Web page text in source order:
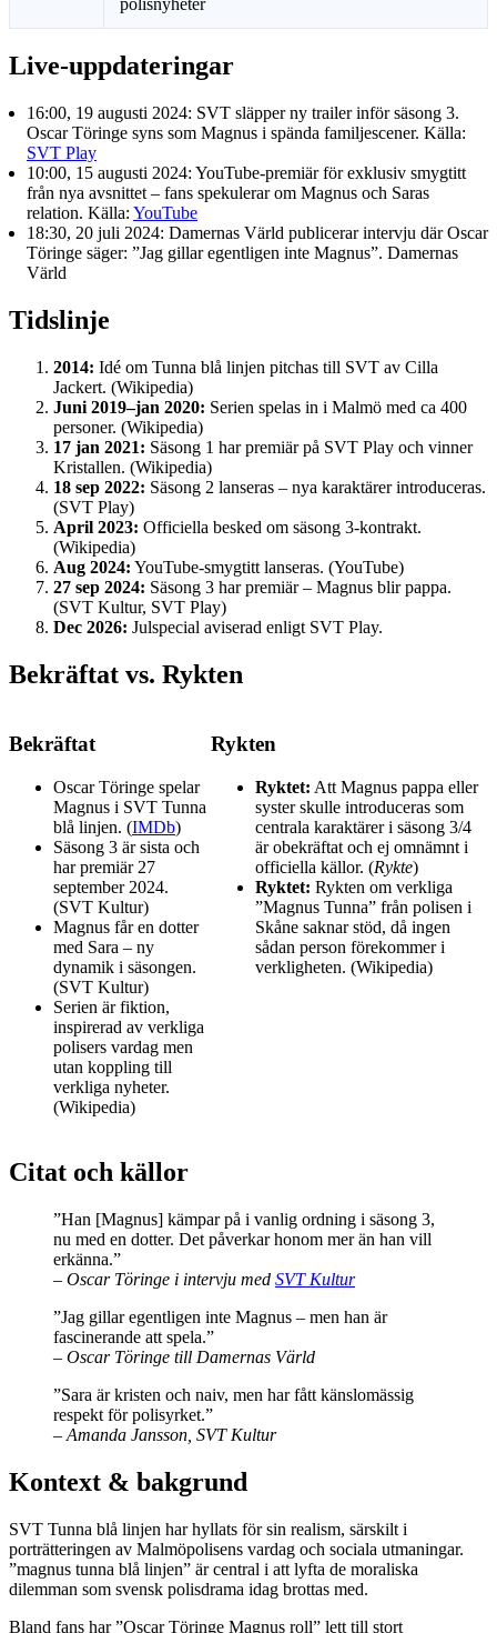
polisnyheter
Live-uppdateringar
16:00, 19 augusti 2024: SVT släpper ny trailer inför säsong 3.
Oscar Töringe syns som Magnus i spända familjescener. Källa:
SVT Play
10:00, 15 augusti 2024: YouTube-premiär för exklusiv smygtitt
från nya avsnittet – fans spekulerar om Magnus och Saras
relation. Källa: YouTube
18:30, 20 juli 2024: Damernas Värld publicerar intervju där Oscar
Töringe säger: ”Jag gillar egentligen inte Magnus”. Damernas
Värld
Tidslinje
2014: Idé om Tunna blå linjen pitchas till SVT av Cilla
Jackert. (Wikipedia)
Juni 2019–jan 2020: Serien spelas in i Malmö med ca 400
personer. (Wikipedia)
17 jan 2021: Säsong 1 har premiär på SVT Play och vinner
Kristallen. (Wikipedia)
18 sep 2022: Säsong 2 lanseras – nya karaktärer introduceras.
(SVT Play)
April 2023: Officiella besked om säsong 3-kontrakt.
(Wikipedia)
Aug 2024: YouTube-smygtitt lanseras. (YouTube)
27 sep 2024: Säsong 3 har premiär – Magnus blir pappa.
(SVT Kultur, SVT Play)
Dec 2026: Julspecial aviserad enligt SVT Play.
Bekräftat vs. Rykten
Bekräftat
Oscar Töringe spelar
Magnus i SVT Tunna
blå linjen. (IMDb)
Säsong 3 är sista och
har premiär 27
september 2024.
(SVT Kultur)
Magnus får en dotter
med Sara – ny
dynamik i säsongen.
(SVT Kultur)
Serien är fiktion,
inspirerad av verkliga
polisers vardag men
utan koppling till
verkliga nyheter.
(Wikipedia)
Rykten
Ryktet: Att Magnus pappa eller
syster skulle introduceras som
centrala karaktärer i säsong 3/4
är obekräftat och ej omnämnt i
officiella källor. (Rykte)
Ryktet: Rykten om verkliga
”Magnus Tunna” från polisen i
Skåne saknar stöd, då ingen
sådan person förekommer i
verkligheten. (Wikipedia)
Citat och källor
”Han [Magnus] kämpar på i vanlig ordning i säsong 3,
nu med en dotter. Det påverkar honom mer än han vill
erkänna.”
– Oscar Töringe i intervju med SVT Kultur
”Jag gillar egentligen inte Magnus – men han är
fascinerande att spela.”
– Oscar Töringe till Damernas Värld
”Sara är kristen och naiv, men har fått känslomässig
respekt för polisyrket.”
– Amanda Jansson, SVT Kultur
Kontext & bakgrund
SVT Tunna blå linjen har hyllats för sin realism, särskilt i
porträtteringen av Malmöpolisens vardag och sociala utmaningar.
”magnus tunna blå linjen” är central i att lyfta de moraliska
dilemman som svensk polisdrama idag brottas med.
Bland fans har ”Oscar Töringe Magnus roll” lett till stort